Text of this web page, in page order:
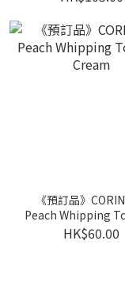
《預訂品》
Peach Whipping
Cream
HK$60.00